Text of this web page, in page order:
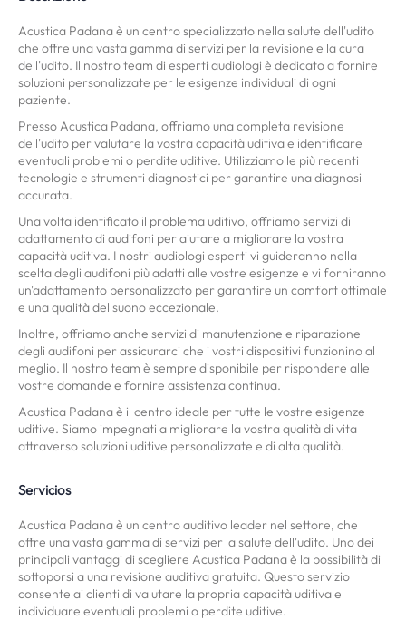
Acustica Padana è un centro specializzato nella salute dell'udito
che offre una vasta gamma di servizi per la revisione e la cura
dell'udito. Il nostro team di esperti audiologi è dedicato a fornire
soluzioni personalizzate per le esigenze individuali di ogni
paziente.
Presso Acustica Padana, offriamo una completa revisione
dell'udito per valutare la vostra capacità uditiva e identificare
eventuali problemi o perdite uditive. Utilizziamo le più recenti
tecnologie e strumenti diagnostici per garantire una diagnosi
accurata.
Una volta identificato il problema uditivo, offriamo servizi di
adattamento di audifoni per aiutare a migliorare la vostra
capacità uditiva. I nostri audiologi esperti vi guideranno nella
scelta degli audifoni più adatti alle vostre esigenze e vi forniranno
un'adattamento personalizzato per garantire un comfort ottimale
e una qualità del suono eccezionale.
Inoltre, offriamo anche servizi di manutenzione e riparazione
degli audifoni per assicurarci che i vostri dispositivi funzionino al
meglio. Il nostro team è sempre disponibile per rispondere alle
vostre domande e fornire assistenza continua.
Acustica Padana è il centro ideale per tutte le vostre esigenze
uditive. Siamo impegnati a migliorare la vostra qualità di vita
attraverso soluzioni uditive personalizzate e di alta qualità.
Servicios
Acustica Padana è un centro auditivo leader nel settore, che
offre una vasta gamma di servizi per la salute dell'udito. Uno dei
principali vantaggi di scegliere Acustica Padana è la possibilità di
sottoporsi a una revisione auditiva gratuita. Questo servizio
consente ai clienti di valutare la propria capacità uditiva e
individuare eventuali problemi o perdite uditive.